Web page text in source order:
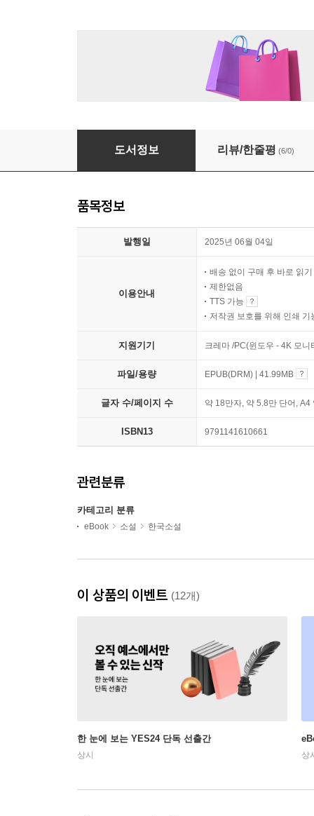
라디오 스타가 사라진 다음에는
도서정보 리뷰/한줄평 (6/0)
품목정보
발행일 2025년 06월 04일
이용안내
배송 없이 구매 후 바로 읽기
제한없음
TTS 가능
저작권 보호를 위해 인쇄 기
지원기기 크레마 /PC(윈도우 - 4K 모
파일/용량 EPUB(DRM) | 41.99MB
글자 수/페이지 수 약 18만자, 약 5.8만 단어,
ISBN13 9791141610661
관련분류
카테고리 분류
eBook 소설 한국소설
이 상품의 이벤트 (12개)
한 눈에 보는 YES24 단독 선출간
상시 상